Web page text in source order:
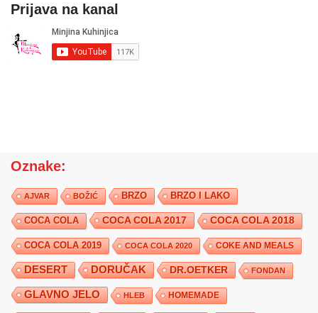
Prijava na kanal
Oznake:
AJVAR BOŽIĆ BRZO BRZO I LAKO
COCA COLA COCA COLA 2017 COCA COLA 2018
COCA COLA 2019 COCA COLA 2020 COKE AND MEALS
DESERT DORUČAK DR.OETKER FONDAN
GLAVNO JELO HLEB HOMEMADE